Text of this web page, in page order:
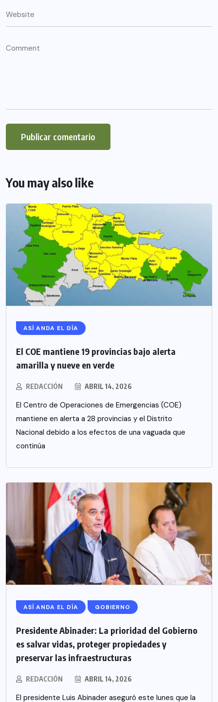
You may also like
ASÍ ANDA EL DÍA
El COE mantiene 19 provincias bajo alerta
amarilla y nueve en verde
REDACCIÓN ABRIL 14, 2026
El Centro de Operaciones de Emergencias (COE)
mantiene en alerta a 28 provincias y el Distrito
Nacional debido a los efectos de una vaguada que
continúa
ASÍ ANDA EL DÍA GOBIERNO
Presidente Abinader: La prioridad del Gobierno
es salvar vidas, proteger propiedades y
preservar las infraestructuras
REDACCIÓN ABRIL 14, 2026
El presidente Luis Abinader aseguró este lunes que la